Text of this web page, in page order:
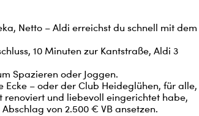
Netto – Aldi erreichst du schnell mit dem
10 Minuten zur Kantstraße, Aldi 3
Spazieren oder Joggen.
Ecke – oder der Club Heideglühen, für alle,
und liebevoll eingerichtet habe,
von 2.500 € VB ansetzen.